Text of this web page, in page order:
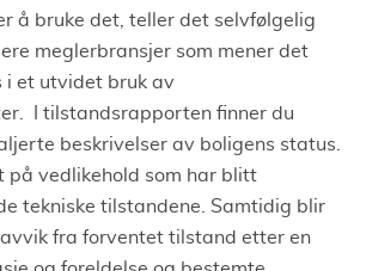
å bruke det, teller det selvfølgelig
meglerbransjer som mener det
i et utvidet bruk av
I tilstandsrapporten finner du
beskrivelser av boligens status.
på vedlikehold som har blitt
tekniske tilstandene. Samtidig blir
fra forventet tilstand etter en